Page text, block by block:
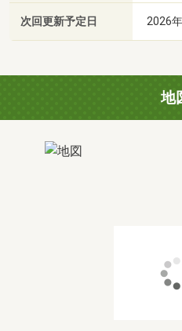
次回更新予定日 2026
地